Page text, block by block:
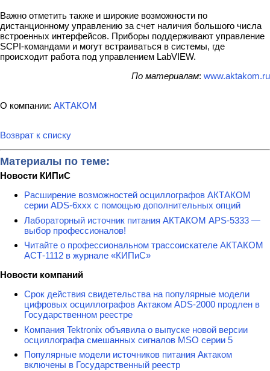
Важно отметить также и широкие возможности по
дистанционному управлению за счет наличия большого числа
встроенных интерфейсов. Приборы поддерживают управление
SCPI-командами и могут встраиваться в системы, где
происходит работа под управлением LabVIEW.
По материалам: www.aktakom.ru
О компании: АКТАКОМ
Возврат к списку
Материалы по теме:
Новости КИПиС
Расширение возможностей осциллографов АКТАКОМ
серии ADS-6ххх с помощью дополнительных опций
Лабораторный источник питания АКТАКОМ APS-5333 —
выбор профессионалов!
Читайте о профессиональном трассоискателе АКТАКОМ
АСТ-1112 в журнале «КИПиС»
Новости компаний
Срок действия свидетельства на популярные модели
цифровых осциллографов Актаком ADS-2000 продлен в
Государственном реестре
Компания Tektronix объявила о выпуске новой версии
осциллографа смешанных сигналов MSO серии 5
Популярные модели источников питания Актаком
включены в Государственный реестр